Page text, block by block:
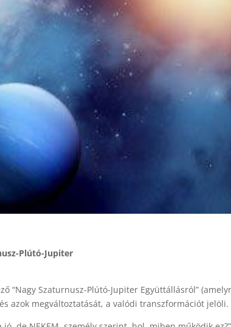
Plútó-Jupiter
“Nagy Szaturnusz-Plútó-Jupiter Együttállásról”
azok megváltoztatását, a valódi transzformációt jelöli.